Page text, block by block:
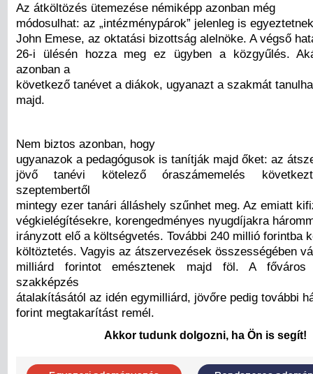
Az átköltözés ütemezése némiképp azonban még
módosulhat: az „intézménypárok” jelenleg is
John Emese, az oktatási bizottság alelnöke. A végső
26-i ülésén hozza meg ez ügyben a közgyűlés.
azonban a
következő tanévet a diákok, ugyanazt a szakmát
majd.
Nem biztos azonban, hogy
ugyanazok a pedagógusok is tanítják majd őket: az
jövő tanévi kötelező óraszámemelés
szeptembertől
mintegy ezer tanári álláshely szűnhet meg. Az emiatt
végkielégítésekre, korengedményes nyugdíjakra
irányzott elő a költségvetés. További 240 millió forintba
költöztetés. Vagyis az átszervezések összességében
milliárd forintot emésztenek majd föl. A főváros
szakképzés
átalakításától az idén egymilliárd, jövőre pedig további
forint megtakarítást remél.
Akkor tudunk dolgozni, ha Ön is segít!